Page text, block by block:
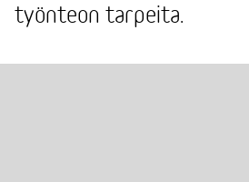
työnteon tarpeita.